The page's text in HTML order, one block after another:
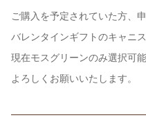
ご購入を予定されていた方、
バレンタインギフトのキャニ
現在モスグリーンのみ選択可
よろしくお願いいたします。